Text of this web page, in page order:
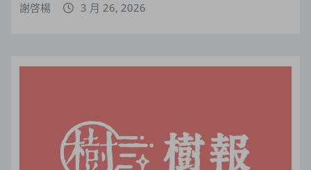
謝啓楊 3 月 26, 2026